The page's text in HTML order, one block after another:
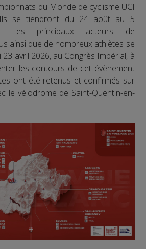
du Monde de cyclisme UCI
Ils se tiendront du 24 août au 5
Les principaux acteurs de
ainsi que de nombreux athlètes se
avril 2026, au Congrès Impérial, à
les contours de cet évènement
ont été retenus et confirmés sur
le vélodrome de Saint-Quentin-en-